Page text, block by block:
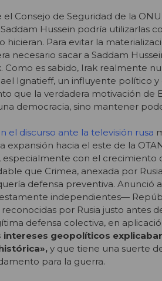
el Consejo de Seguridad de la
Hussein podría utilizarlas
hicieran. Para evitar la
necesario sacar a Saddam
Como es sabido, Irak realmente
Ignatieff, un influyente político
que la verdadera motivación de
democracia, sino mantener
el discurso ante la televisión rusa
expansión hacia el este de la
especialmente con el crecimiento
que Crimea, anexada por
defensa preventiva. Anunció
independientes—
por Rusia justo antes
defensa colectiva, en
intereses geopolíticos
y que tiene una suerte
para la guerra.